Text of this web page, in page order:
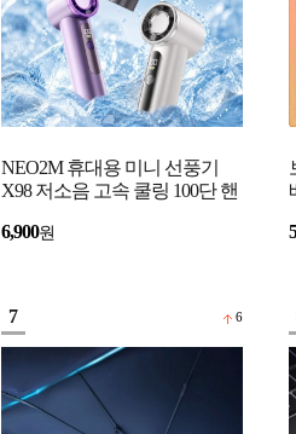
NEO2M 휴대용 미니 선풍기
X98 저소음 고속 쿨링 100단 핸
6,900원
7 6